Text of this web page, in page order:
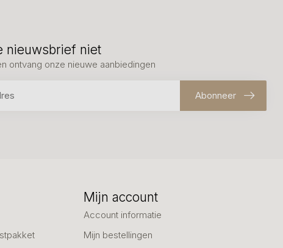
nieuwsbrief niet
ontvang onze nieuwe aanbiedingen
Abonneer
Mijn account
Account informatie
Mijn bestellingen